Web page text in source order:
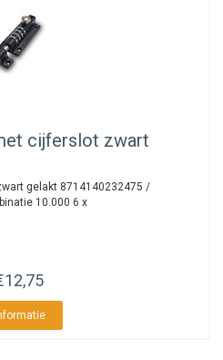
cijferslot zwart
gelakt 8714140232475 /
10.000 6 x